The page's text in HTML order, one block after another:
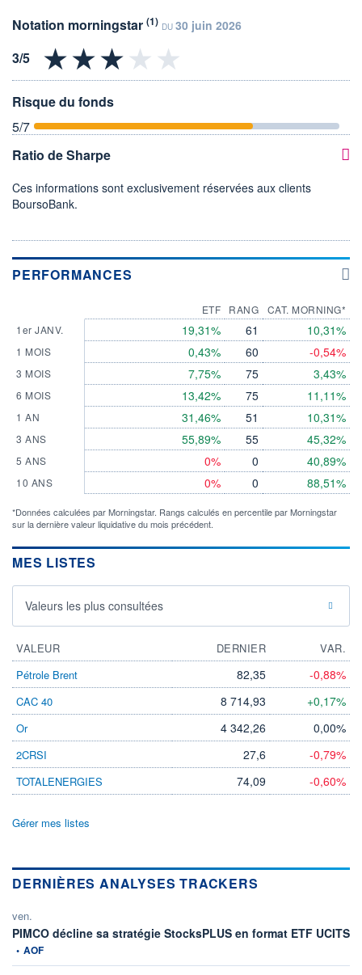
Notation morningstar (1) DU 30 juin 2026
Risque du fonds
5/7
Ratio de Sharpe
Ces informations sont exclusivement réservées aux clients
BoursoBank.
PERFORMANCES
1er JANV.
1 MOIS
3 MOIS
6 MOIS
1 AN
3 ANS
5 ANS
10 ANS
ETF
19,31%
0,43%
7,75%
13,42%
31,46%
55,89%
0%
0%
RANG
61
60
75
75
51
55
0
0
CAT. MORNING*
10,31%
-0,54%
3,43%
11,11%
10,31%
45,32%
40,89%
88,51%
*Données calculées par Morningstar. Rangs calculés en percentile par Morningstar
sur la dernière valeur liquidative du mois précédent.
MES LISTES
Valeurs les plus consultées
VALEUR DERNIER
VAR.
Pétrole Brent
82,35 -0,88%
CAC 40 8 714,93 +0,17%
Or 4 342,26 0,00%
2CRSI 27,6 -0,79%
TOTALENERGIES 74,09 -0,60%
Gérer mes listes
DERNIÈRES ANALYSES TRACKERS
ven.
PIMCO décline sa stratégie StocksPLUS en format ETF UCITS
• AOF